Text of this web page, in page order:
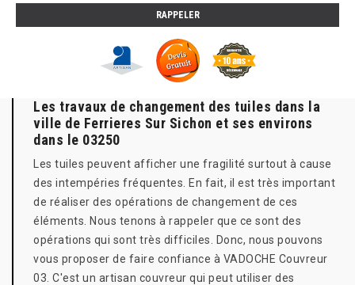
Les travaux de changement des tuiles dans la
ville de Ferrieres Sur Sichon et ses environs
dans le 03250
Les tuiles peuvent afficher une fragilité surtout à cause
des intempéries fréquentes. En fait, il est très important
de réaliser des opérations de changement de ces
éléments. Nous tenons à rappeler que ce sont des
opérations qui sont très difficiles. Donc, nous pouvons
vous proposer de faire confiance à VADOCHE Couvreur
03. C'est un artisan couvreur qui peut utiliser des